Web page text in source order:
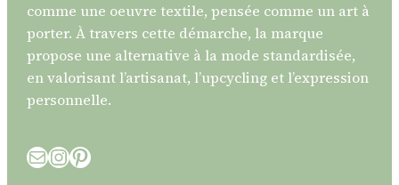
comme une oeuvre textile, pensée comme un art à
porter. À travers cette démarche, la marque
propose une alternative à la mode standardisée,
en valorisant l’artisanat, l’upcycling et l’expression
personnelle.
E-mail InstagramPinterest